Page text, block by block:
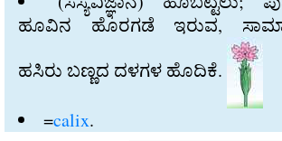
ಹೂವಿನ ಹೊರಗಡೆ ಇರುವ,
ಹಸಿರು ಬಣ್ಣದ ದಳಗಳ ಹೊದಿಕೆ.
=calix.